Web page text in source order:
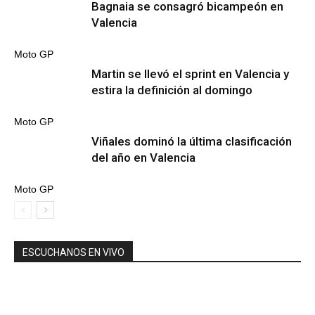
Moto GP
Bagnaia se consagró bicampeón en
Valencia
Moto GP
Martin se llevó el sprint en Valencia y
estira la definición al domingo
Moto GP
Viñales dominó la última clasificación
del año en Valencia
ESCUCHANOS EN VIVO